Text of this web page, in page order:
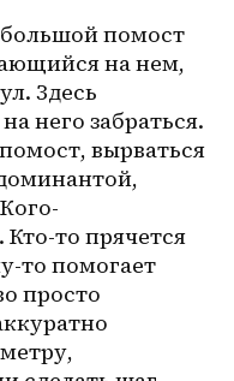
помост
на нем,
Здесь
него забраться.
вырваться
то прячется
то помогает
просто